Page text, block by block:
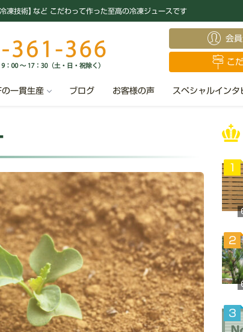
凍技術】など こだわって作った至高の冷凍ジュースです
会
こ
の一貫生産 ブログ お客様の声 スペシャルインタ
1
2
3